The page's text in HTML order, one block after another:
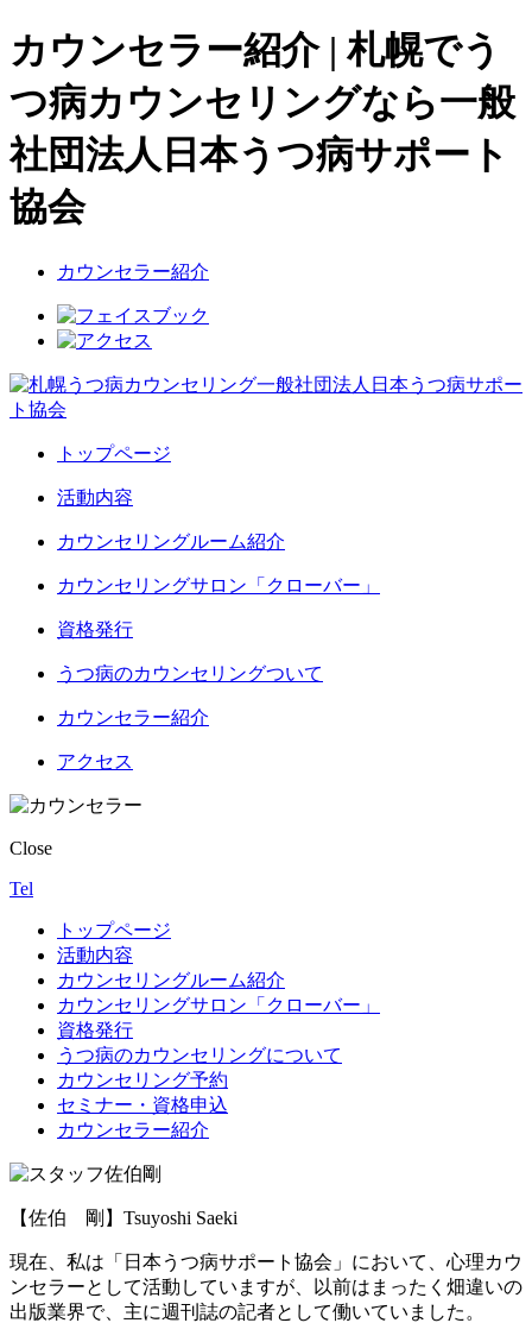
カウンセラー紹介 | 札幌でう
つ病カウンセリングなら一般
社団法人日本うつ病サポート
協会
カウンセラー紹介
トップページ
活動内容
カウンセリングルーム紹介
カウンセリングサロン「クローバー」
資格発行
うつ病のカウンセリングついて
カウンセラー紹介
アクセス
Close
Tel
トップページ
活動内容
カウンセリングルーム紹介
カウンセリングサロン「クローバー」
資格発行
うつ病のカウンセリングについて
カウンセリング予約
セミナー・資格申込
カウンセラー紹介
【佐伯 剛】 Tsuyoshi Saeki
現在、私は「日本うつ病サポート協会」において、心理カウ
ンセラーとして活動していますが、以前はまったく畑違いの
出版業界で、主に週刊誌の記者として働いていました。